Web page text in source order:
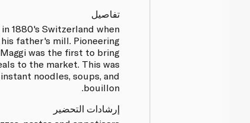
تفاصيل
1880's Switzerland when
father's mill. Pioneering
was the first to bring
to the market. This was
noodles, soups, and
bouillon.
إرشادات التحضير